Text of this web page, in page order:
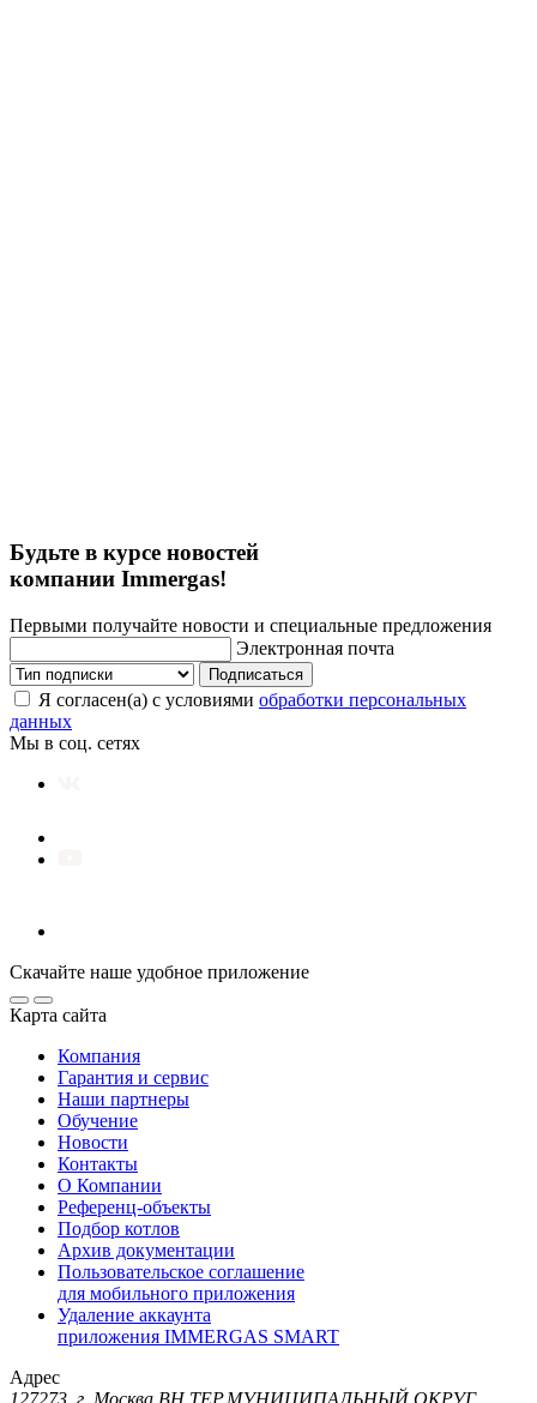
Будьте в курсе новостей
компании Immergas!
Первыми получайте новости и специальные предложения
Электронная почта
Подписаться
Я согласен(а) с условиями обработки персональных
данных
Мы в соц. сетях
Скачайте наше удобное приложение
Карта сайта
Компания
Гарантия и сервис
Наши партнеры
Обучение
Новости
Контакты
О Компании
Референц-объекты
Подбор котлов
Архив документации
Пользовательское соглашение
для мобильного приложения
Удаление аккаунта
приложения IMMERGAS SMART
Адрес
127273, г. Москва ВН.ТЕР.МУНИЦИПАЛЬНЫЙ ОКРУГ